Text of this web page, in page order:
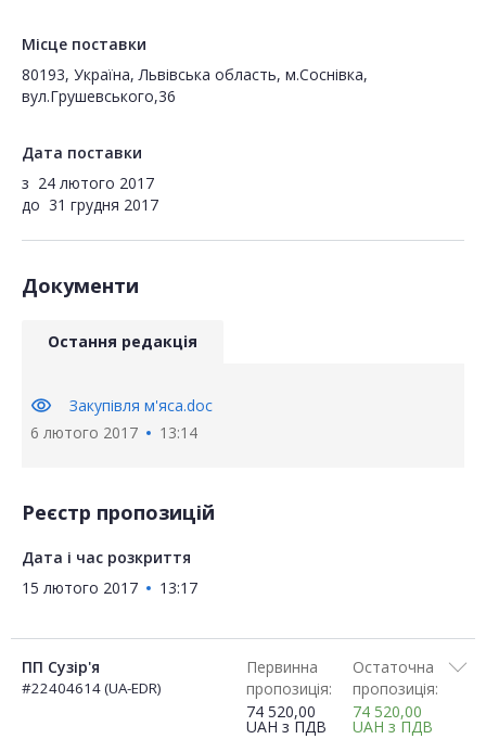
Місце поставки
80193, Україна, Львівська область, м.Соснівка,
вул.Грушевського,36
Дата поставки
з 24 лютого 2017
до 31 грудня 2017
Документи
Остання редакція
visibility
Закупівля м'яса.doc
6 лютого 2017
13:14
Реєстр пропозицій
Дата і час розкриття
15 лютого 2017
13:17
ПП Сузір'я
#22404614 (UA-EDR)
Первинна
пропозиція:
74 520,00
UAH з ПДВ
Остаточна
пропозиція:
74 520,00
UAH з ПДВ